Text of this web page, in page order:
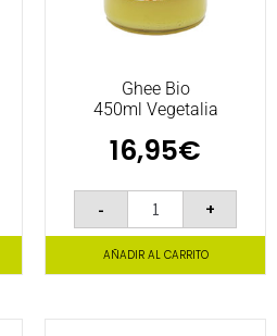
Ghee Bio
450ml Vegetalia
16,95€
- +
AÑADIR AL CARRITO